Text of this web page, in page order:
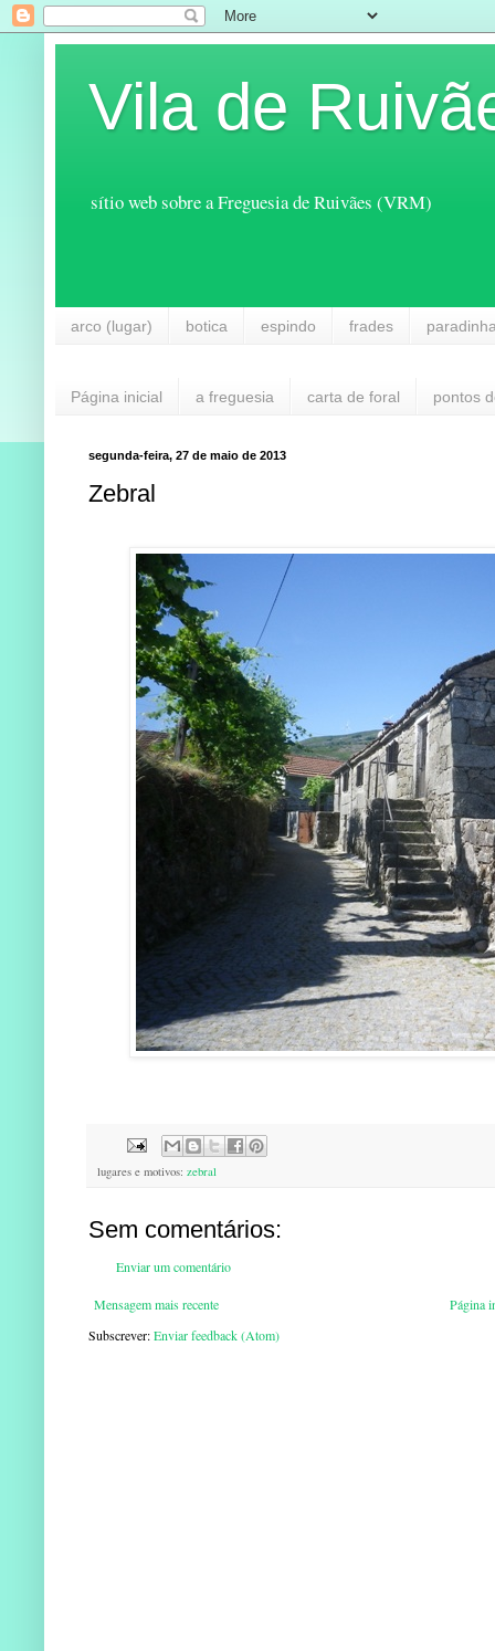
Vila de
sítio web sobre a Freguesia de Ruivães (VRM)
arco (lugar) botica espindo frades
Página inicial a freguesia carta de foral pontos
segunda-feira, 27 de maio de 2013
Zebral
lugares e motivos: zebral
Sem comentários:
Enviar um comentário
Mensagem mais recente
Página
Subscrever:Enviar feedback (Atom)